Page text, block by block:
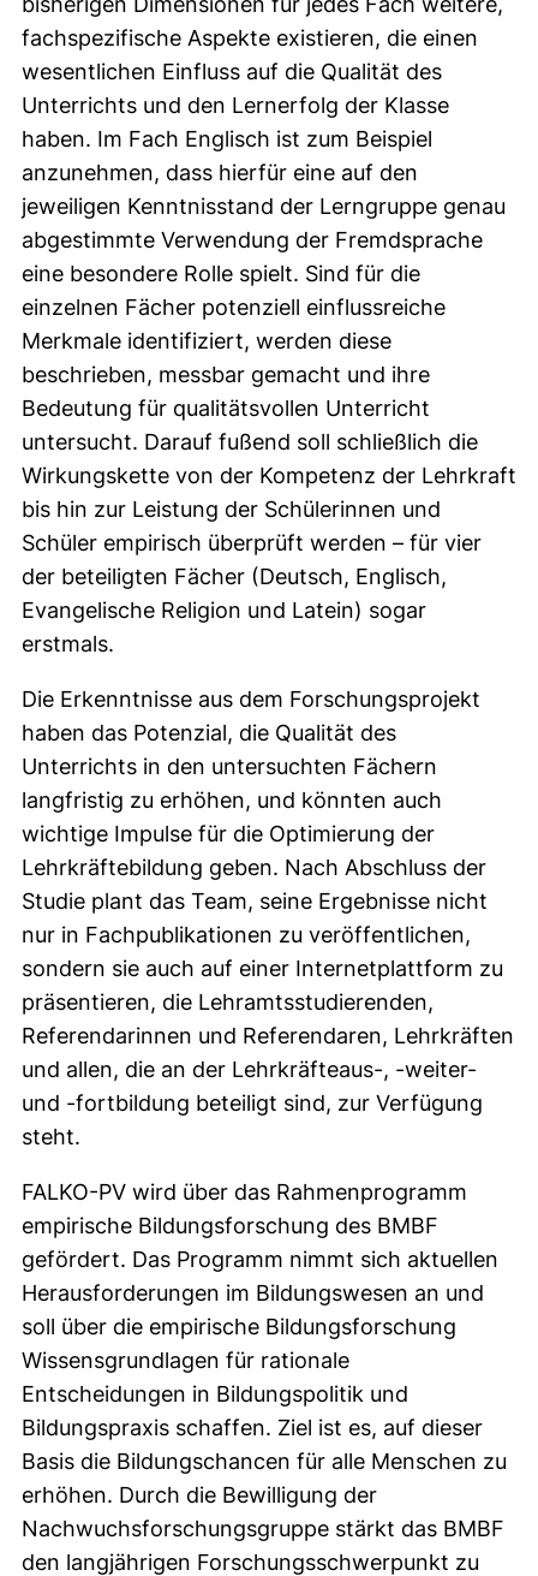
fachspezifische Aspekte existieren, die einen
wesentlichen Einfluss auf die Qualität des
Unterrichts und den Lernerfolg der Klasse
haben. Im Fach Englisch ist zum Beispiel
anzunehmen, dass hierfür eine auf den
jeweiligen Kenntnisstand der Lerngruppe genau
abgestimmte Verwendung der Fremdsprache
eine besondere Rolle spielt. Sind für die
einzelnen Fächer potenziell einflussreiche
Merkmale identifiziert, werden diese
beschrieben, messbar gemacht und ihre
Bedeutung für qualitätsvollen Unterricht
untersucht. Darauf fußend soll schließlich die
Wirkungskette von der Kompetenz der Lehrkraft
bis hin zur Leistung der Schülerinnen und
Schüler empirisch überprüft werden – für vier
der beteiligten Fächer (Deutsch, Englisch,
Evangelische Religion und Latein) sogar
erstmals.
Die Erkenntnisse aus dem Forschungsprojekt
haben das Potenzial, die Qualität des
Unterrichts in den untersuchten Fächern
langfristig zu erhöhen, und könnten auch
wichtige Impulse für die Optimierung der
Lehrkräftebildung geben. Nach Abschluss der
Studie plant das Team, seine Ergebnisse nicht
nur in Fachpublikationen zu veröffentlichen,
sondern sie auch auf einer Internetplattform zu
präsentieren, die Lehramtsstudierenden,
Referendarinnen und Referendaren, Lehrkräften
und allen, die an der Lehrkräfteaus-, -weiter-
und -fortbildung beteiligt sind, zur Verfügung
steht.
FALKO-PV wird über das Rahmenprogramm
empirische Bildungsforschung des BMBF
gefördert. Das Programm nimmt sich aktuellen
Herausforderungen im Bildungswesen an und
soll über die empirische Bildungsforschung
Wissensgrundlagen für rationale
Entscheidungen in Bildungspolitik und
Bildungspraxis schaffen. Ziel ist es, auf dieser
Basis die Bildungschancen für alle Menschen zu
erhöhen. Durch die Bewilligung der
Nachwuchsforschungsgruppe stärkt das BMBF
den langjährigen Forschungsschwerpunkt zu